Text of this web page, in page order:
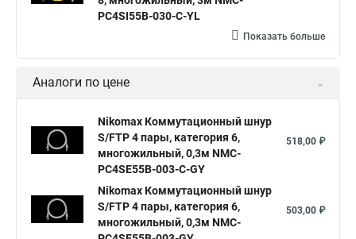
PC4SI55B-030-C-YL
Показать больше
Аналоги по цене
Nikomax Коммутационный шнур
S/FTP 4 пары, категория 6,
многожильный, 0,3м NMC-
PC4SE55B-003-C-GY
518,00 ₽
Nikomax Коммутационный шнур
S/FTP 4 пары, категория 6,
многожильный, 0,3м NMC-
503,00 ₽